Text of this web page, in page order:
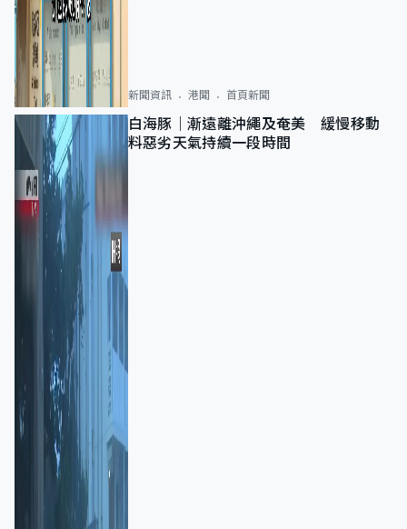
新聞資訊 港聞 首頁新聞
白海豚｜漸遠離沖繩及奄美 緩慢移動
料惡劣天氣持續一段時間